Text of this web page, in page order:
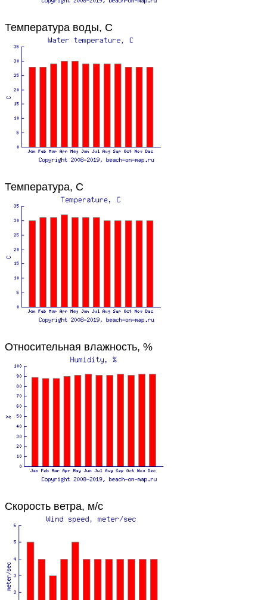
Температура воды, C
Температура, C
Относительная влажность, %
Скорость ветра, м/с